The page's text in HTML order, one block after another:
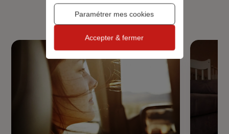
habitation, prêt immobilier.
Paramétrer mes cookies
Accepter & fermer